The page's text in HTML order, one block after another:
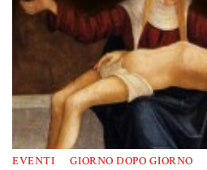
EVENTI GIORNO DOPO GIORNO